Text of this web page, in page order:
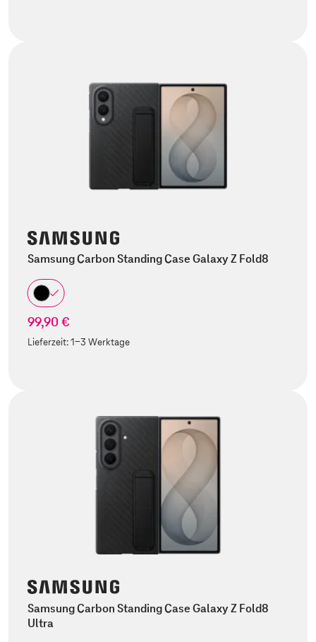
Samsung Carbon Standing Case Galaxy Z Fold8
99,90 €
Lieferzeit:1-3 Werktage
Samsung Carbon Standing Case Galaxy Z Fold8
Ultra